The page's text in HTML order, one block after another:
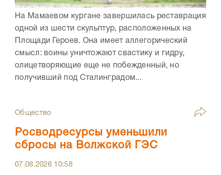
На Мамаевом кургане завершилась реставрация
одной из шести скульптур, расположенных на
Площади Героев. Она имеет аллегорический
смысл: воины уничтожают свастику и гидру,
олицетворяющие еще не побежденный, но
получивший под Сталинградом...
Общество
Росводресурсы уменьшили
сбросы на Волжской ГЭС
07.08.2026 10:58